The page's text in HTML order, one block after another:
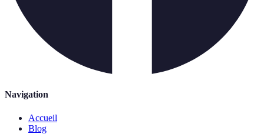
Navigation
Accueil
Blog